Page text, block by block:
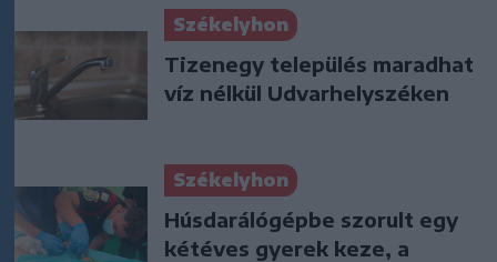
Székelyhon
Tizenegy település maradhat
víz nélkül Udvarhelyszéken
Székelyhon
Húsdarálógépbe szorult egy
kétéves gyerek keze, a